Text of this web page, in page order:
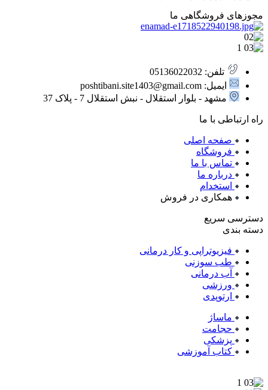
مجوزهای فروشگاهی ما
تلفن: 05136022032
ایمیل: poshtibani.site1403@gmail.com
مشهد - بلوار استقلال - نبش استقلال 7 - پلاک 37
راه ارتباطی با ما
صفحه اصلی
فروشگاه
تماس با ما
درباره ما
استخدام
همکاری در فروش
دسترسی سریع
دسته بندی
فیزیوتراپی و کار درمانی
طب سوزنی
آب درمانی
ورزشی
ارتوپدی
ماساژ
حجامت
پزشکی
کتاب آموزشی